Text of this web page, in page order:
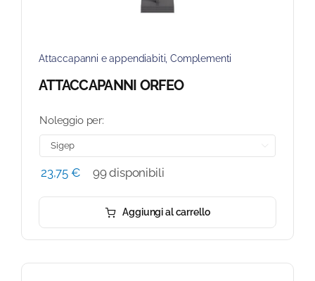
Attaccapanni e appendiabiti ,Complementi
ATTACCAPANNI ORFEO
Noleggio per:
23,75 € 99 disponibili
Aggiungi al carrello